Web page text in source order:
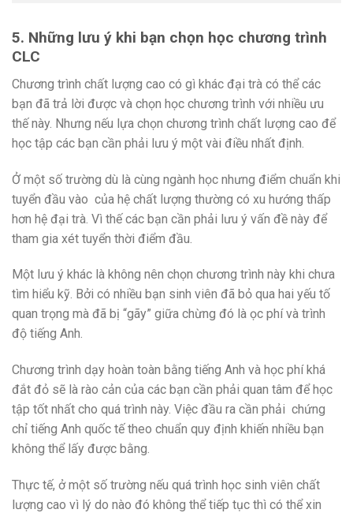
5. Những lưu ý khi bạn chọn học chương trình
CLC
Chương trình chất lượng cao có gì khác đại trà có thể các
bạn đã trả lời được và chọn học chương trình với nhiều ưu
thế này. Nhưng nếu lựa chọn chương trình chất lượng cao để
học tập các bạn cần phải lưu ý một vài điều nhất định.
Ở một số trường dù là cùng ngành học nhưng điểm chuẩn khi
tuyển đầu vào của hệ chất lượng thường có xu hướng thấp
hơn hệ đại trà. Vì thế các bạn cần phải lưu ý vấn đề này để
tham gia xét tuyển thời điểm đầu.
Một lưu ý khác là không nên chọn chương trình này khi chưa
tìm hiểu kỹ. Bởi có nhiều bạn sinh viên đã bỏ qua hai yếu tố
quan trọng mà đã bị “gãy” giữa chừng đó là ọc phí và trình
độ tiếng Anh.
Chương trình dạy hoàn toàn bằng tiếng Anh và học phí khá
đắt đỏ sẽ là rào cản của các bạn cần phải quan tâm để học
tập tốt nhất cho quá trình này. Việc đầu ra cần phải chứng
chỉ tiếng Anh quốc tế theo chuẩn quy định khiến nhiều bạn
không thể lấy được bằng.
Thực tế, ở một số trường nếu quá trình học sinh viên chất
lượng cao vì lý do nào đó không thể tiếp tục thì có thể xin